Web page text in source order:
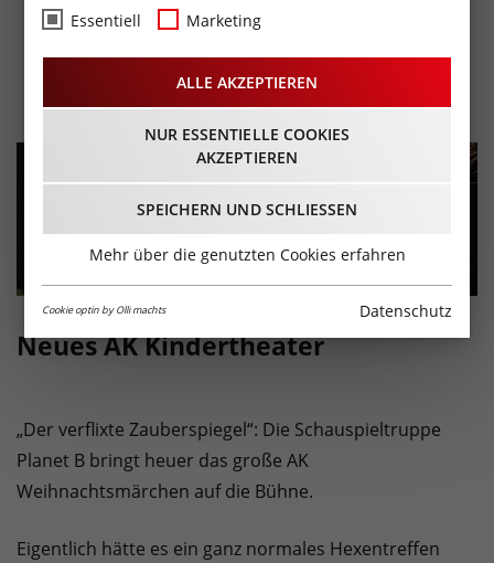
Der verflixte
Zauberspiegel
12.11.2022 - Beginn 14:30 Uhr
Neues AK Kindertheater
„Der verflixte Zauberspiegel“: Die Schauspieltruppe
Planet B bringt heuer das große AK
Weihnachtsmärchen auf die Bühne.
Eigentlich hätte es ein ganz normales Hexentreffen
Essentiell Marketing
ALLE AKZEPTIEREN
NUR ESSENTIELLE COOKIES
AKZEPTIEREN
SPEICHERN UND SCHLIESSEN
Mehr über die genutzten Cookies erfahren
Cookie optin by Olli machts Datenschutz